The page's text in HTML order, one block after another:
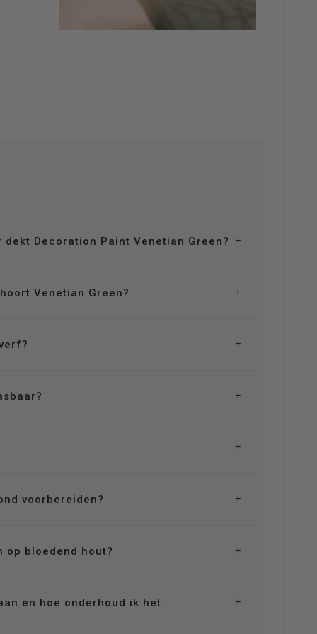
Decoration Paint Venetian Green?
Venetian Green?
voorbereiden?
op bloedend hout?
en hoe onderhoud ik het